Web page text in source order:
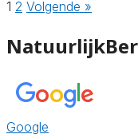
1 2 Volgende »
Google